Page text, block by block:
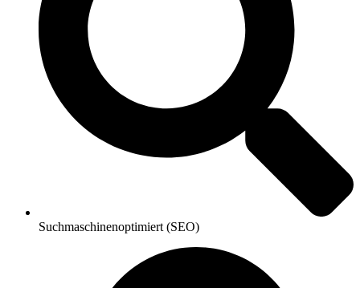
Suchmaschinenoptimiert (SEO)